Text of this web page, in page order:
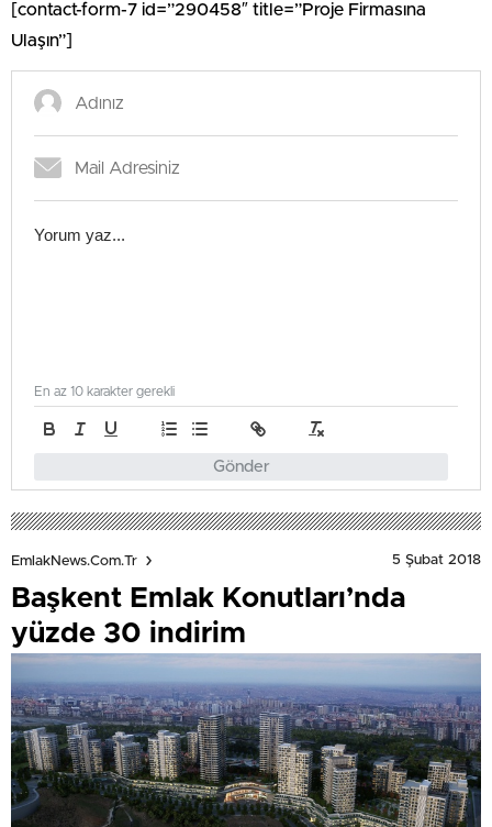
[contact-form-7 id=”290458″ title=”Proje Firmasına
Ulaşın”]
Gönder
En az 10 karakter gerekli
EmlakNews.com.tr 5 Şubat 2018
Başkent Emlak Konutları’nda
yüzde 30 indirim